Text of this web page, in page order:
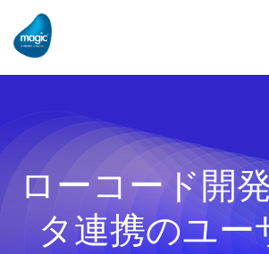
ローコード開
タ連携のユー